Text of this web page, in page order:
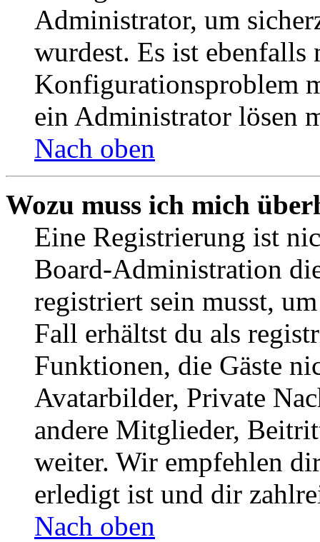
Administrator, um
wurdest. Es ist ebenfalls
Konfigurationsproblem
ein Administrator lösen
Nach oben
Wozu muss ich mich
Eine Registrierung ist
Board-Administration
registriert sein musst,
Fall erhältst du als
Funktionen, die Gäste
Avatarbilder, Private
andere Mitglieder,
weiter. Wir empfehlen
erledigt ist und dir
Nach oben